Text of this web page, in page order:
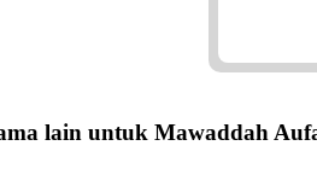
lain untuk Mawaddah